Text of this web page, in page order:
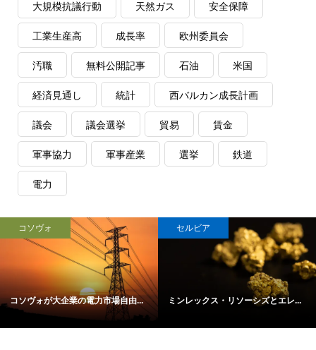
大規模抗議行動 天然ガス 安全保障
工業生産高 成長率 欧州委員会
汚職 無料公開記事 石油 米国
経済見通し 統計 西バルカン成長計画
議会 議会選挙 貿易 賃金
軍事協力 軍事産業 選挙 鉄道
電力
コソヴォ
コソヴォが大企業の電力市場自由...
セルビア
ミンレックス・リソーシズとエレ...